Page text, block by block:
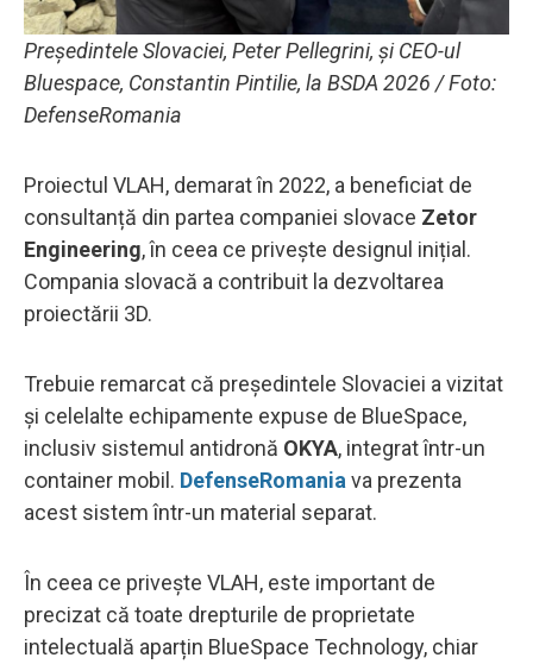
Președintele Slovaciei, Peter Pellegrini, și CEO-ul
Bluespace, Constantin Pintilie, la BSDA 2026 / Foto:
DefenseRomania
Proiectul VLAH, demarat în 2022, a beneficiat de
consultanță din partea companiei slovace Zetor
Engineering, în ceea ce privește designul inițial.
Compania slovacă a contribuit la dezvoltarea
proiectării 3D.
Trebuie remarcat că președintele Slovaciei a vizitat
și celelalte echipamente expuse de BlueSpace,
inclusiv sistemul antidronă OKYA, integrat într-un
container mobil. DefenseRomania va prezenta
acest sistem într-un material separat.
În ceea ce privește VLAH, este important de
precizat că toate drepturile de proprietate
intelectuală aparțin BlueSpace Technology, chiar